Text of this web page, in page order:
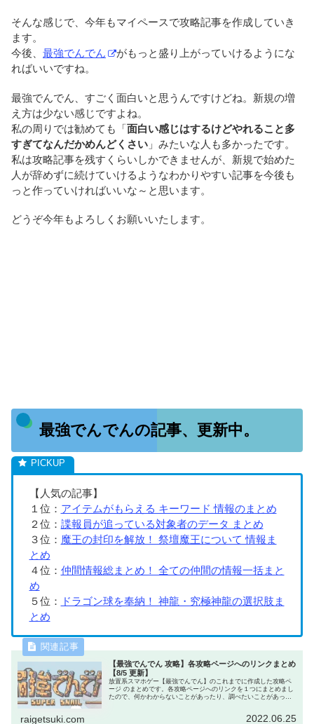
そんな感じで、今年もマイペースで攻略記事を作成していき
ます。
今後、 最強でんでん
がもっと盛り上がっていけるようにな
ればいいですね。
最強でんでん、すごく面白いと思うんですけどね。新規の増
え方は少ない感じですよね。
私の周りでは勧めても「面白い感じはするけどやれること多
すぎてなんだかめんどくさい 」みたいな人も多かったです。
私は攻略記事を残すくらいしかできませんが、新規で始めた
人が辞めずに続けていけるようなわかりやすい記事を今後も
っと作っていければいいな～と思います。
どうぞ今年もよろしくお願いいたします。
最強でんでんの記事、更新中。
【人気の記事】
１位： アイテムがもらえる キーワード 情報のまとめ
２位： 諜報員が追っている対象者のデータ まとめ
３位： 魔王の封印を解放！ 祭壇魔王について 情報ま
とめ
４位： 仲間情報総まとめ！ 全ての仲間の情報一括まと
め
５位：
ドラゴン球を奉納！ 神龍・究極神龍の選択肢ま
とめ
【最強でんでん 攻略】各攻略ページへのリンクまとめ
【8/5 更新】
放置系スマホゲー【最強でんでん】のこれまでに作成した攻略ペ
ージ のまとめです。各攻略ページへのリンクを１つにまとめまし
たので、何かわからないことがあったり、調べたいことがあった
raigetsuki.com 2022.06.25